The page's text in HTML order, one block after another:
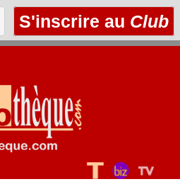
S'inscrire au Club